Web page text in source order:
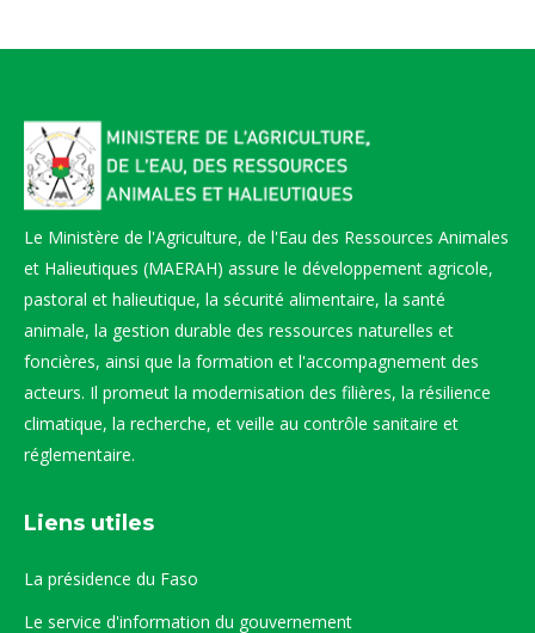
Le Ministère de l'Agriculture, de l'Eau des Ressources Animales
et Halieutiques (MAERAH) assure le développement agricole,
pastoral et halieutique, la sécurité alimentaire, la santé
animale, la gestion durable des ressources naturelles et
foncières, ainsi que la formation et l'accompagnement des
acteurs. Il promeut la modernisation des filières, la résilience
climatique, la recherche, et veille au contrôle sanitaire et
réglementaire.
Liens utiles
La présidence du Faso
Le service d'information du gouvernement